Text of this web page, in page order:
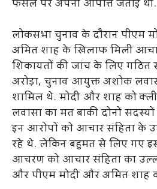
फैसले पर अपनी आपत्ति जताई थी.
लोकसभा चुनाव के दौरान पीएम
अमित शाह के खिलाफ मिली
शिकायतों की जांच के लिए गठित
अरोड़ा, चुनाव आयुक्त अशोक
शामिल थे. मोदी और शाह को
लवासा का मत बाकी दोनों
इन आरोपों को आचार संहिता के
रहे थे. लेकिन बहुमत से लिए गए
आचरण को आचार संहिता का
और पीएम मोदी और अमित शाह